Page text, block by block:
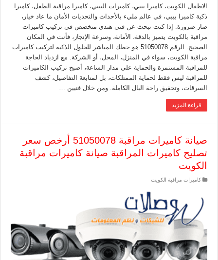
الاطفال الكويت، كاميرا بيبي، كاميرات البيبي، كاميرا مراقبة الطفل، كاميرا
ذكية كاميرا بيبي، في عالم مليء بالأحداث والتحديات الأمان ما عاد خيار،
صار ضرورة. إذا كنت تبحث عن فني هندي متخصص في تركيب كاميرات
مراقبة بالكويت يتميز بالدقة، الأمانة، وسرعة الإنجاز، فأنت في المكان
الصحيح. الرقم 51050078 هو خطك المباشر للحلول الذكية لتركيب كاميرات
مراقبة الكويت، سواء في المنزل، المحل، أو الشركة. مع ازدياد الحاجة
للمراقبة المستمرة والحماية على مدار الساعة، أصبح تركيب الكاميرات
للمراقبة ليس فقط لحماية الممتلكات، بل لمتابعة التفاصيل، كشف
السرقات، وتحقيق راحة البال الكاملة. ومن خلال فنيين …
قراءة المزيد
صيانة كاميرات مراقبة 51050078 أرخص سعر
تصليح كاميرات المراقبة صيانة كاميرات مراقبة
الكويت
كاميرات مراقبة الكويت